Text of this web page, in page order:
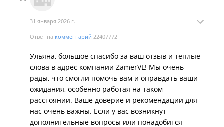
31 января 2026 г.
Ответ на комментарий 22407772
Ульяна, большое спасибо за ваш отзыв и тёплые
слова в адрес компании ZamerVL! Мы очень
рады, что смогли помочь вам и оправдать ваши
ожидания, особенно работая на таком
расстоянии. Ваше доверие и рекомендации для
нас очень важны. Если у вас возникнут
дополнительные вопросы или понадобится